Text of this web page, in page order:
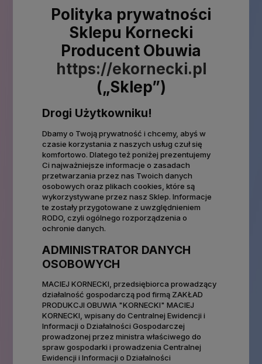
Polityka prywatności
Sklepu Kornecki
Producent Obuwia
https://ekornecki.pl
(„Sklep”)
Drogi Użytkowniku!
Dbamy o Twoją prywatność i chcemy, abyś w
czasie korzystania z naszych usług czuł się
komfortowo. Dlatego też poniżej prezentujemy
Ci najważniejsze informacje o zasadach
przetwarzania przez nas Twoich danych
osobowych oraz plikach cookies, które są
wykorzystywane przez nasz Sklep. Informacje
te zostały przygotowane z uwzględnieniem
RODO, czyli ogólnego rozporządzenia o
ochronie danych.
ADMINISTRATOR DANYCH
OSOBOWYCH
MACIEJ KORNECKI, przedsiębiorca prowadzący
działalność gospodarczą pod firmą ZAKŁAD
PRODUKCJI OBUWIA "KORNECKI" MACIEJ
KORNECKI, wpisany do Centralnej Ewidencji i
Informacji o Działalności Gospodarczej
prowadzonej przez ministra właściwego do
spraw gospodarki i prowadzenia Centralnej
Ewidencji i Informacji o Działalności